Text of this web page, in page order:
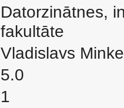
Datorzinātnes,
fakultāte
Vladislavs
5.0
1